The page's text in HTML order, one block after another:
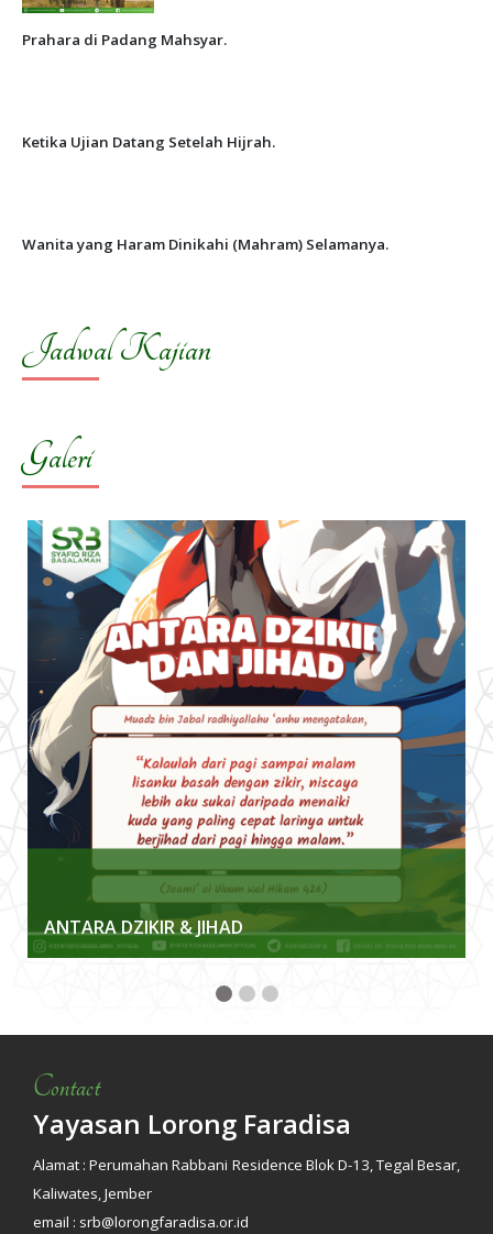
Prahara di Padang Mahsyar.
Ketika Ujian Datang Setelah Hijrah.
Wanita yang Haram Dinikahi (Mahram) Selamanya.
Jadwal Kajian
Galeri
ANTARA DZIKIR & JIHAD
Contact
Yayasan Lorong Faradisa
Alamat : Perumahan Rabbani Residence Blok D-13, Tegal Besar,
Kaliwates, Jember
email : srb@lorongfaradisa.or.id